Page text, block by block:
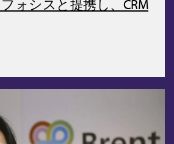
ォシスと提携し、CRM